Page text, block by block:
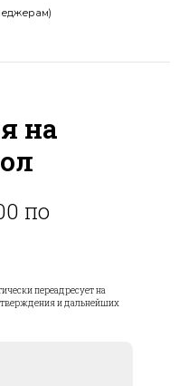
на
по
переадресует на
и дальнейших